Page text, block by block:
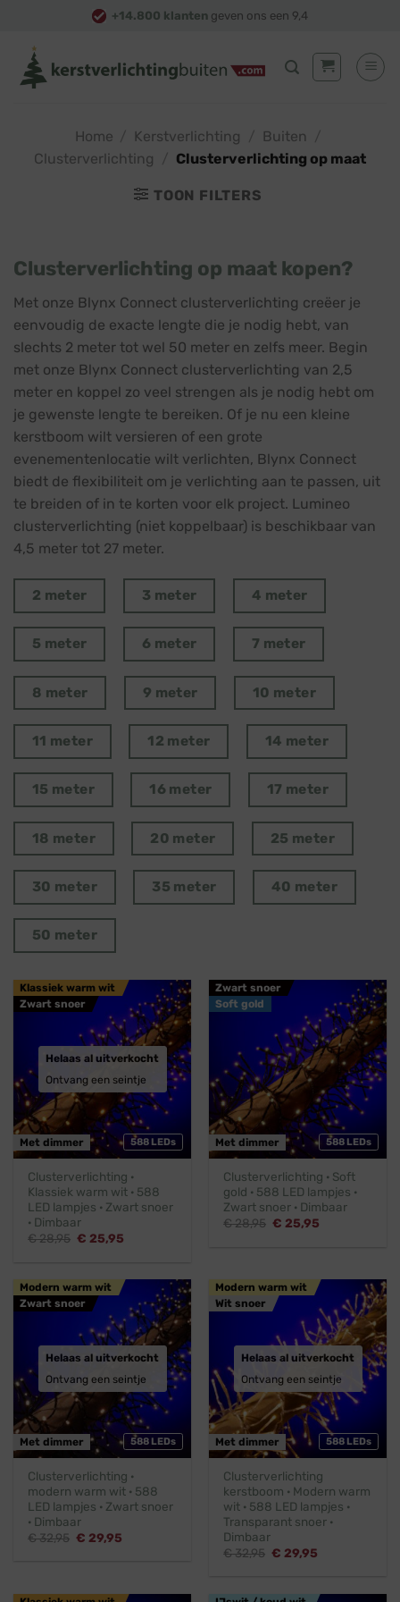
content
+14.800 klanten geven ons een 9,4
Home Kerstverlichting Buiten
Clusterverlichting
Clusterverlichting op maat
TOON FILTERS
Clusterverlichting op maat kopen?
Met onze Blynx Connect clusterverlichting creëer je
eenvoudig de exacte lengte die je nodig hebt, van
slechts 2 meter tot wel 50 meter en zelfs meer. Begin
met onze Blynx Connect clusterverlichting van 2,5
meter en koppel zo veel strengen als je nodig hebt om
je gewenste lengte te bereiken. Of je nu een kleine
kerstboom wilt versieren of een grote
evenementenlocatie wilt verlichten, Blynx Connect
biedt de flexibiliteit om je verlichting aan te passen, uit
te breiden of in te korten voor elk project. Lumineo
clusterverlichting (niet koppelbaar) is beschikbaar van
4,5 meter tot 27 meter.
2 meter 3 meter 4 meter
5 meter 6 meter 7 meter
8 meter 9 meter 10 meter
11 meter 12 meter 14 meter
15 meter 16 meter 17 meter
18 meter 20 meter 25 meter
30 meter 35 meter 40 meter
50 meter
588 LEDs
Klassiek warm wit
Zwart snoer
Met dimmer
Helaas al uitverkocht
Ontvang een seintje
Clusterverlichting ·
Klassiek warm wit · 588
LED lampjes · Zwart snoer
· Dimbaar
€28,95 Oorspronkelijke
€ 25,95
588 LEDs
Zwart snoer
Soft gold
Met dimmer
Clusterverlichting · Soft
gold · 588 LED lampjes ·
Zwart snoer · Dimbaar
€28,95 Oorspronkelijke
€ 25,95
588 LEDs
Modern warm wit
Zwart snoer
Met dimmer
Helaas al uitverkocht
Ontvang een seintje
Clusterverlichting ·
modern warm wit · 588
LED lampjes · Zwart snoer
· Dimbaar
€32,95 Oorspronkelijke
€ 29,95
588 LEDs
Modern warm wit
Wit snoer
Met dimmer
Helaas al uitverkocht
Ontvang een seintje
Clusterverlichting
kerstboom · Modern warm
wit · 588 LED lampjes ·
Transparant snoer ·
Dimbaar
€32,95 Oorspronkelijke
€ 29,95